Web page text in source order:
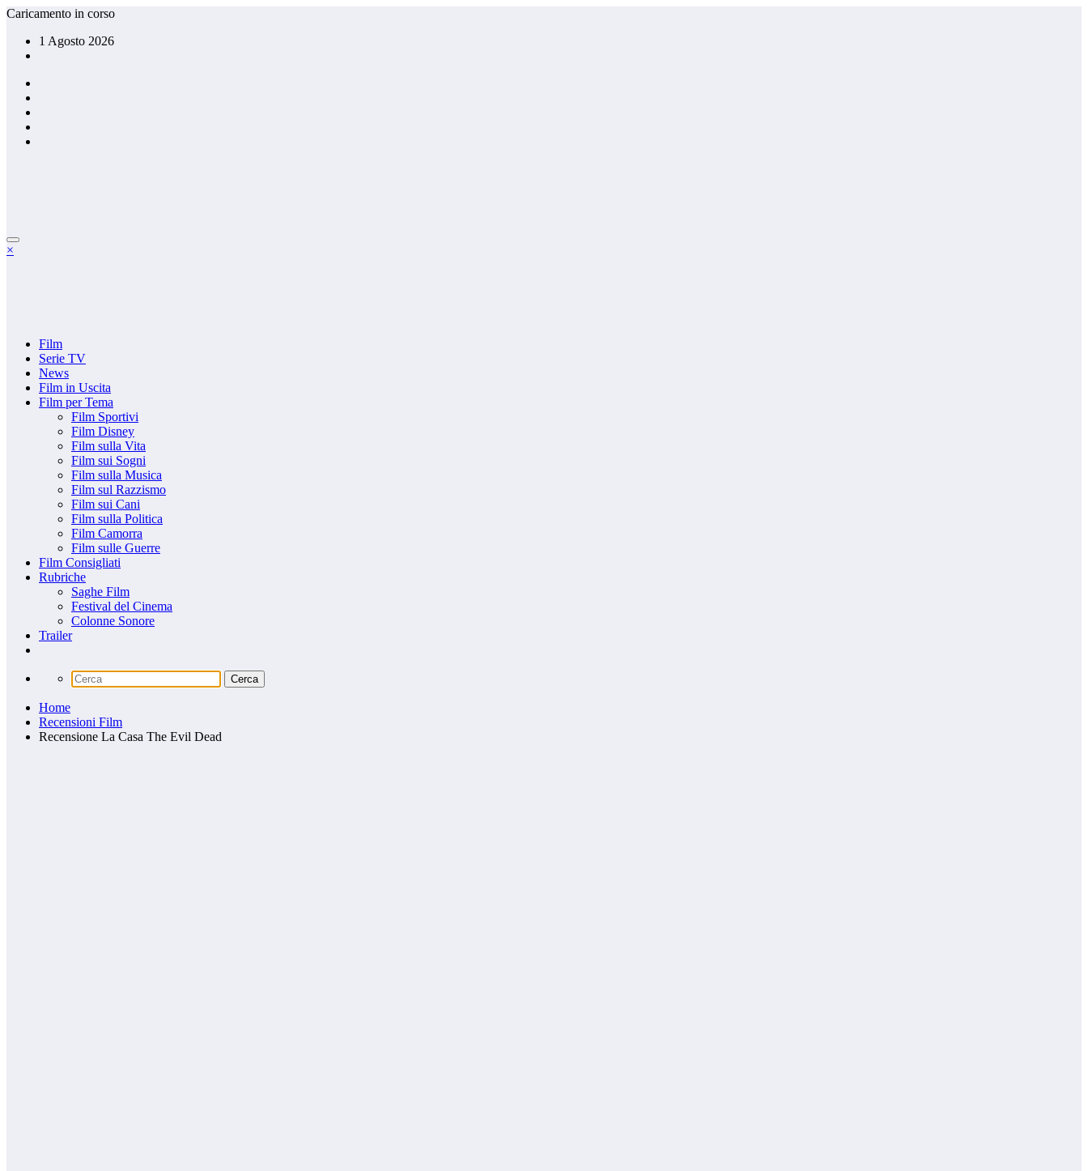
Vai
contenuto
Caricamento in corso
1 Agosto 2026
×
Film
Serie TV
News
Film in Uscita
Film per Tema
Film Sportivi
Film Disney
Film sulla Vita
Film sui Sogni
Film sulla Musica
Film sul Razzismo
Film sui Cani
Film sulla Politica
Film Camorra
Film sulle Guerre
Film Consigliati
Rubriche
Saghe Film
Festival del Cinema
Colonne Sonore
Trailer
Home
Recensioni Film
Recensione La Casa The Evil Dead